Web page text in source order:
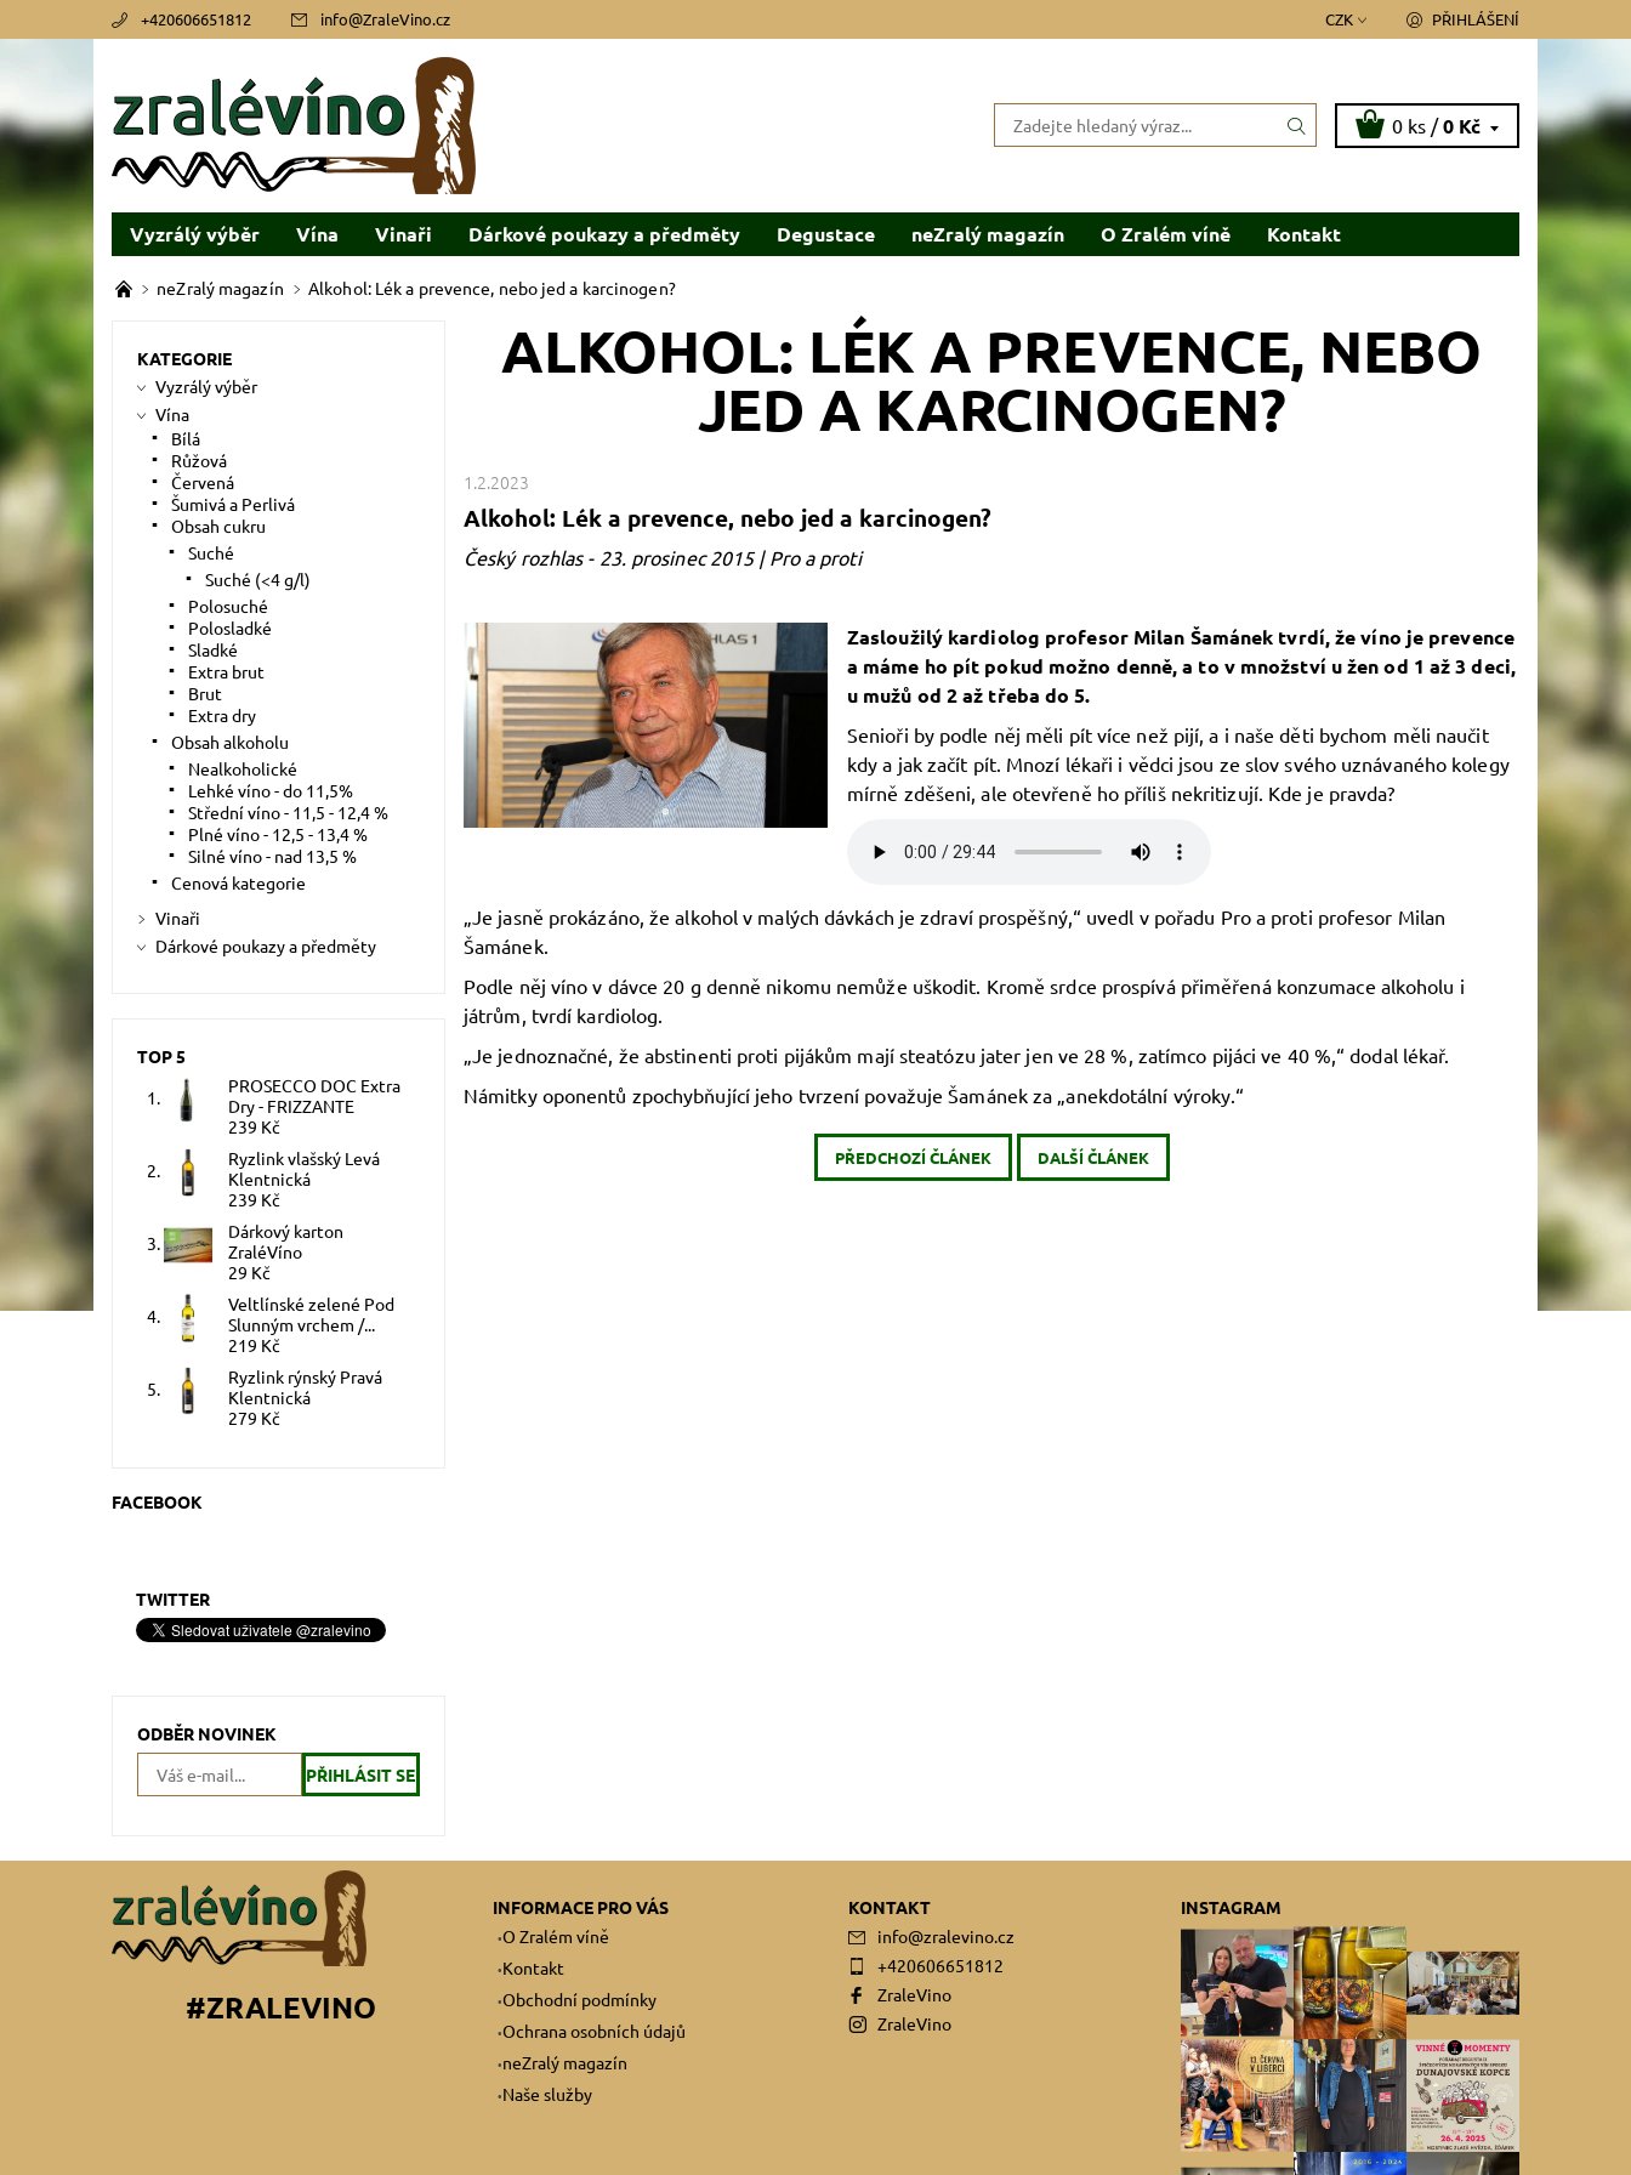
+420606651812 info@ZraleVino.cz CZK PŘIHLÁŠENÍ
0 ks /0 Kč
Vyzrálý výběr Vína Vinaři Dárkové poukazy a předměty Degustace neZralý magazín O Zralém víně Kontakt
neZralý magazín Alkohol: Lék a prevence, nebo jed a karcinogen?
ALKOHOL: LÉK A PREVENCE, NEBO
JED A KARCINOGEN?
1.2.2023
Alkohol: Lék a prevence, nebo jed a karcinogen?
Český rozhlas - 23. prosinec 2015 | Pro a proti
Zasloužilý kardiolog profesor Milan Šamánek tvrdí, že víno je prevence
a máme ho pít pokud možno denně, a to v množství u žen od 1 až 3 deci,
u mužů od 2 až třeba do 5.
Senioři by podle něj měli pít více než pijí, a i naše děti bychom měli naučit
kdy a jak začít pít. Mnozí lékaři i vědci jsou ze slov svého uznávaného kolegy
mírně zděšeni, ale otevřeně ho příliš nekritizují. Kde je pravda?
„Je jasně prokázáno, že alkohol v malých dávkách je zdraví prospěšný,“ uvedl v pořadu Pro a proti profesor Milan
Šamánek.
Podle něj víno v dávce 20 g denně nikomu nemůže uškodit. Kromě srdce prospívá přiměřená konzumace alkoholu i
játrům, tvrdí kardiolog.
„Je jednoznačné, že abstinenti proti pijákům mají steatózu jater jen ve 28 %, zatímco pijáci ve 40 %,“ dodal lékař.
Námitky oponentů zpochybňující jeho tvrzení považuje Šamánek za „anekdotální výroky.“
PŘEDCHOZÍ ČLÁNEK DALŠÍ ČLÁNEK
KATEGORIE
Vyzrálý výběr
Vína
Bílá
Růžová
Červená
Šumivá a Perlivá
Obsah cukru
Suché
Suché (<4 g/l)
Polosuché
Polosladké
Sladké
Extra brut
Brut
Extra dry
Obsah alkoholu
Nealkoholické
Lehké víno - do 11,5%
Střední víno - 11,5 - 12,4 %
Plné víno - 12,5 - 13,4 %
Silné víno - nad 13,5 %
Cenová kategorie
Vinaři
Dárkové poukazy a předměty
TOP 5
PROSECCO DOC Extra
Dry - FRIZZANTE
239 Kč
Ryzlink vlašský Levá
Klentnická
239 Kč
Dárkový karton
ZraléVíno
29 Kč
Veltlínské zelené Pod
Slunným vrchem /...
219 Kč
Ryzlink rýnský Pravá
Klentnická
279 Kč
FACEBOOK
TWITTER
ODBĚR NOVINEK
#ZRALEVINO
INFORMACE PRO VÁS
O Zralém víně
Kontakt
Obchodní podmínky
Ochrana osobních údajů
neZralý magazín
Naše služby
KONTAKT
info@zralevino.cz
+420606651812
ZraleVino
ZraleVino
INSTAGRAM